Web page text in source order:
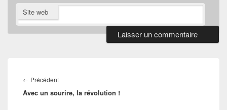
Site web
de
l’article
← PrécédentArticle
précédent :
Avec un sourire, la révolution !